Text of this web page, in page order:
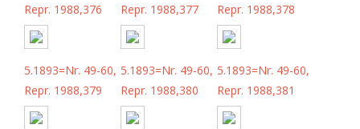
Repr. 1988,376
Repr. 1988,377
Repr. 1988,378
5.1893=Nr. 49-60,
Repr. 1988,379
5.1893=Nr. 49-60,
Repr. 1988,380
5.1893=Nr. 49-60,
Repr. 1988,381